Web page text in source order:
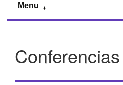
Menu
Conferencias